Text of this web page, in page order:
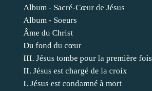
Album - Sacré-Cœur de Jésus
Album - Soeurs
Âme du Christ
Du fond du cœur
III. Jésus tombe pour la première fois
II. Jésus est chargé de la croix
I. Jésus est condamné à mort